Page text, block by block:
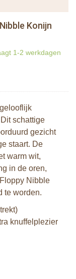
Konijn
1-2 werkdagen
schattige
gezicht
staart. De
warm wit,
in de oren,
Nibble
te worden.
knuffelplezier